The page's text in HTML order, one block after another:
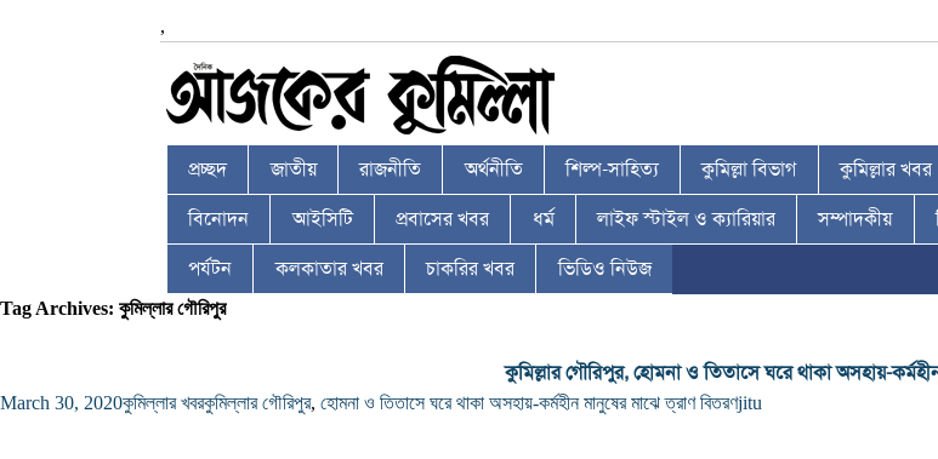
,
প্রচ্ছদ জাতীয় রাজনীতি অর্থনীতি শিল্প-সাহিত্য কুমিল্লা বিভাগ কুমিল্লার খবর
বিনোদন আইসিটি প্রবাসের খবর ধর্ম লাইফ স্টাইল ও ক্যারিয়ার সম্পাদকীয়
পর্যটন কলকাতার খবর চাকরির খবর ভিডিও নিউজ
Tag Archives: কুমিল্লার গৌরিপুর
কুমিল্লার গৌরিপুর, হোমনা ও তিতাসে ঘরে থাকা অসহায়-
March 30, 2020কুমিল্লার খবরকুমিল্লার গৌরিপুর, হোমনা ও তিতাসে ঘরে থাকা অসহায়-কর্মহীন মানুষের মাঝে ত্রাণ বিতরণjitu